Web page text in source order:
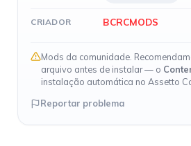
CRIADOR BCRCMODS
Mods da comunidade.
arquivo antes de instalar — o
instalação automática no Assetto
Reportar problema